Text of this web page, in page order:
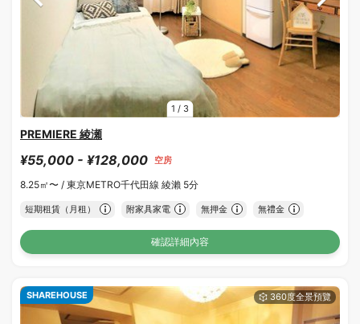
1 / 3
PREMIERE 綾瀬
¥55,000 - ¥128,000 空房
8.25㎡〜 / 東京METRO千代田線 綾瀨 5分
短期租賃（月租） 附家具家電 無押金 無禮金
確認詳細內容
SHAREHOUSE